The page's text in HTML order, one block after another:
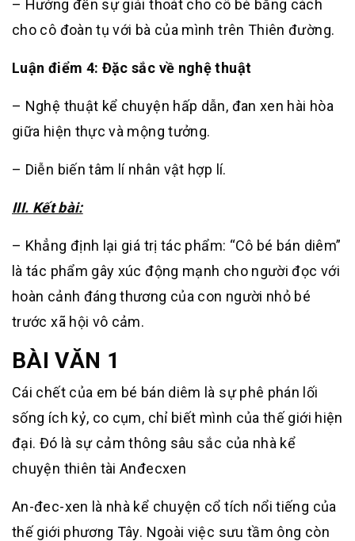
– Hướng đến sự giải thoát cho cô bé bằng cách
cho cô đoàn tụ với bà của mình trên Thiên đường.
Luận điểm 4: Đặc sắc về nghệ thuật
– Nghệ thuật kể chuyện hấp dẫn, đan xen hài hòa
giữa hiện thực và mộng tưởng.
– Diễn biến tâm lí nhân vật hợp lí.
III. Kết bài:
– Khẳng định lại giá trị tác phẩm: “Cô bé bán diêm”
là tác phẩm gây xúc động mạnh cho người đọc với
hoàn cảnh đáng thương của con người nhỏ bé
trước xã hội vô cảm.
BÀI VĂN 1
Cái chết của em bé bán diêm là sự phê phán lối
sống ích kỷ, co cụm, chỉ biết mình của thế giới hiện
đại. Đó là sự cảm thông sâu sắc của nhà kể
chuyện thiên tài Anđecxen
An-đec-xen là nhà kể chuyện cổ tích nổi tiếng của
thế giới phương Tây. Ngoài việc sưu tầm ông còn